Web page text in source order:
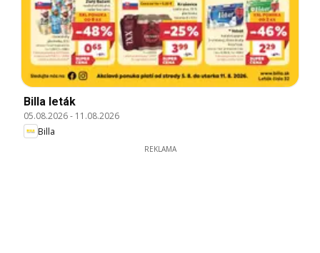
Billa leták
05.08.2026- 11.08.2026
Billa
REKLAMA